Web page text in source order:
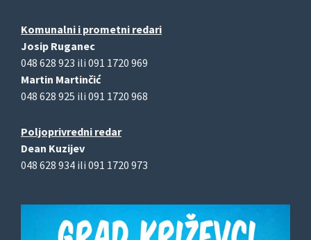
Komunalni i prometni redari
Josip Ruganec
048 628 923 ili 091 1720 969
Martin Martinčić
048 628 925 ili 091 1720 968
Poljoprivredni redar
Dean Kuzijev
048 628 934 ili 091 1720 973